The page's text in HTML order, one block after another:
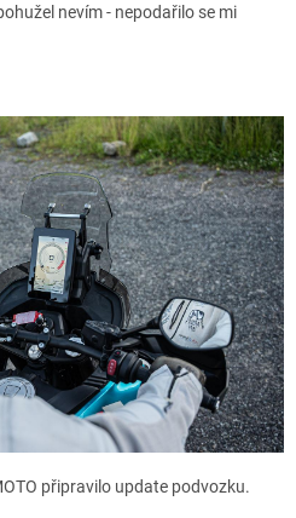
nevím - nepodařilo se mi
připravilo update podvozku.